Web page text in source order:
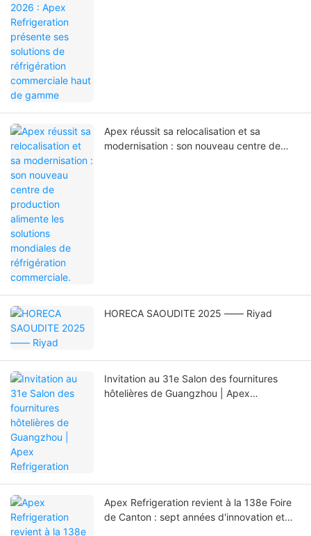
Apex réussit sa relocalisation et sa
modernisation : son nouveau centre de
HORECA SAOUDITE 2025 —— Riyad
Invitation au 31e Salon des fournitures
hôtelières de Guangzhou | Apex
Apex Refrigeration revient à la 138e Foire
de Canton : sept années d'innovation et